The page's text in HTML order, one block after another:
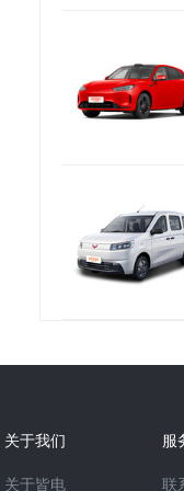
关于我们
关于皆电
服
联